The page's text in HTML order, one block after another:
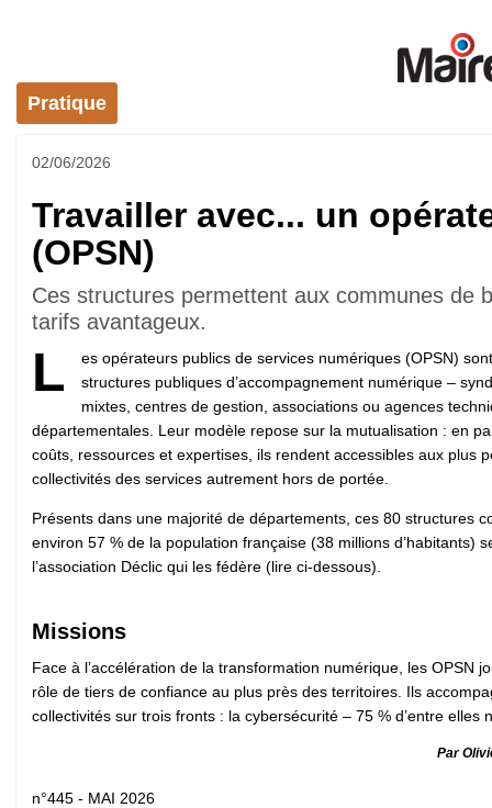
Pratique
02/06/2026
Travailler avec... un
(OPSN)
Ces structures permettent aux communes de
tarifs avantageux.
L
es opérateurs publics de services numériques (OPSN)
structures publiques d’accompagnement numérique –
mixtes, centres de gestion, associations ou agences
départementales. Leur modèle repose sur la mutualisation : en
coûts, ressources et expertises, ils rendent accessibles aux plus
collectivités des services autrement hors de portée.
Présents dans une majorité de départements, ces 80 structures
environ 57 % de la population française (38 millions d’habitants)
l’association Déclic qui les fédère (lire ci-dessous).
Missions
Face à l’accélération de la transformation numérique, les OPSN
rôle de tiers de confiance au plus près des territoires. Ils
collectivités sur trois fronts : la cybersécurité – 75 % d’entre elles
Par
n°445 - MAI 2026